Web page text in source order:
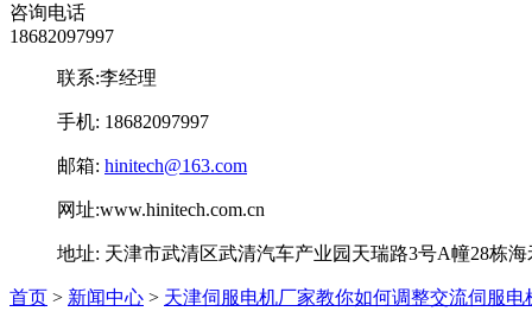
咨询电话
18682097997
联系:李经理
手机: 18682097997
邮箱: hinitech@163.com
网址:www.hinitech.com.cn
地址: 天津市武清区武清汽车产业园天瑞路3号A幢28栋海
首页 > 新闻中心 > 天津伺服电机厂家教你如何调整交流伺服电